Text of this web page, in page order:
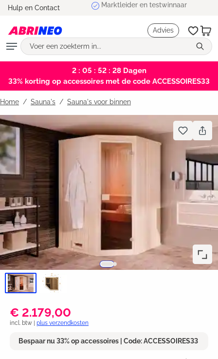
Hulp en Contact Marktleider en testwinnaar
Advies
2 : 05 : 52 : 28Dagen
33% korting op accessoires met de code ACCESSOIRES33
Home Sauna's / Sauna's voor binnen
Bildergalerie überspringen
€ 2.179,00
incl. btw | plus verzendkosten
Bespaar nu 33% op accessoires | Code: ACCESSOIRES33